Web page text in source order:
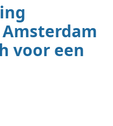
voor een